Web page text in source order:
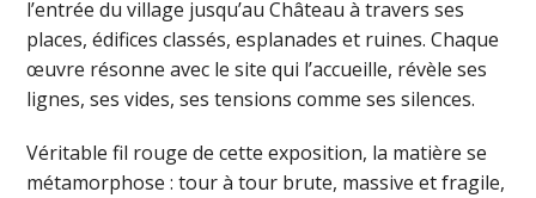
l’entrée du village jusqu’au Château à travers ses
places, édifices classés, esplanades et ruines. Chaque
œuvre résonne avec le site qui l’accueille, révèle ses
lignes, ses vides, ses tensions comme ses silences.
Véritable fil rouge de cette exposition, la matière se
métamorphose : tour à tour brute, massive et fragile,